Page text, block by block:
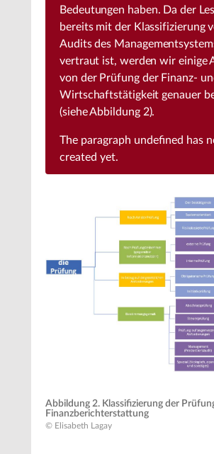
Bedeutungen haben. Da der
bereits mit der Klassifizierung
Audits des
vertraut ist, werden wir einige
von der Prüfung der Finanz-
Wirtschaftstätigkeit genauer
(siehe Abbildung 2).
The paragraph undefined has
created yet.
Abbildung 2. Klassifizierung der
Finanzberichterstattung
© Elisabeth Lagay